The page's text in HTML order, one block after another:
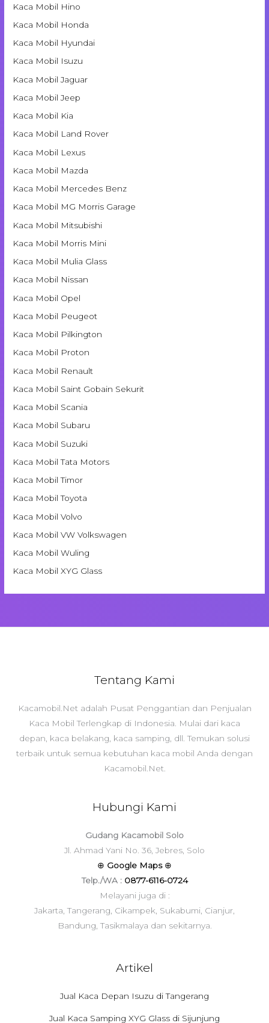
Kaca Mobil Hino
Kaca Mobil Honda
Kaca Mobil Hyundai
Kaca Mobil Isuzu
Kaca Mobil Jaguar
Kaca Mobil Jeep
Kaca Mobil Kia
Kaca Mobil Land Rover
Kaca Mobil Lexus
Kaca Mobil Mazda
Kaca Mobil Mercedes Benz
Kaca Mobil MG Morris Garage
Kaca Mobil Mitsubishi
Kaca Mobil Morris Mini
Kaca Mobil Mulia Glass
Kaca Mobil Nissan
Kaca Mobil Opel
Kaca Mobil Peugeot
Kaca Mobil Pilkington
Kaca Mobil Proton
Kaca Mobil Renault
Kaca Mobil Saint Gobain Sekurit
Kaca Mobil Scania
Kaca Mobil Subaru
Kaca Mobil Suzuki
Kaca Mobil Tata Motors
Kaca Mobil Timor
Kaca Mobil Toyota
Kaca Mobil Volvo
Kaca Mobil VW Volkswagen
Kaca Mobil Wuling
Kaca Mobil XYG Glass
Tentang Kami
Kacamobil.Net adalah Pusat Penggantian dan Penjualan
Kaca Mobil Terlengkap di Indonesia. Mulai dari kaca
depan, kaca belakang, kaca samping, dll. Temukan solusi
terbaik untuk semua kebutuhan kaca mobil Anda dengan
Kacamobil.Net.
Hubungi Kami
Gudang Kacamobil Solo
Jl. Ahmad Yani No. 36, Jebres, Solo
⊕ Google Maps ⊕
Telp./WA : 0877-6116-0724
Melayani juga di :
Jakarta, Tangerang, Cikampek, Sukabumi, Cianjur,
Bandung, Tasikmalaya dan sekitarnya.
Artikel
Jual Kaca Depan Isuzu di Tangerang
Jual Kaca Samping XYG Glass di Sijunjung